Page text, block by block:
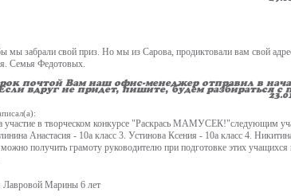
мы забрали свой приз. Но мы из Сарова, продиктовали вам свой
Семья Федотовых.
почтой Вам наш офис-менеджер отправил в
вдруг не придет, пишите, будем разбираться с
участие в творческом конкурсе "Раскрась МАМУСЕК!"следующим
Анастасия - 10а класс 3. Устинова Ксения - 10а класс 4.
получить грамоту руководителю при подготовке этих учащихся
Лавровой Марины 6 лет